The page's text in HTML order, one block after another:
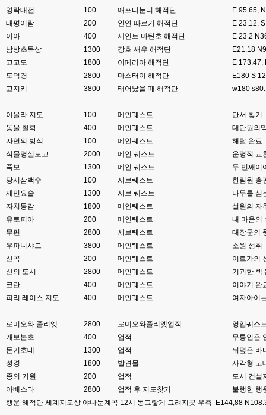
영락대전 100 애프터눈티 해적단
E 95.65,
태평어람
200 인연 따르기 해적단
E 23.12,
이아
400 세인트 마틴호 해적단
E 23.2
남방초목상
1300 강호 새우 해적단
E21.18
고고도
1800 이페리아 해적단
E 173.47,
도덕경
2800 마스터이 해적단
E180 S
고지키
3800 태어났을 때 해적단 w180
이몰라 지도 100 메인퀘스트
단서 찾기
동물 철학
400 메인퀘스트
대단원의
자연의 방식
100 메인퀘스트
해탈 완료
식물명실도고
2000 메인 퀘스트
운명적 교
죽보
1300 메인 퀘스트
두 번째이
당시삼백수
100 서브퀘스트
한림원 총
제민요술
1300 서브 퀘스트
나무를 심
자치통감
1800 메인퀘스트
설원의 자
유토피아
200 메인퀘스트
내 마음의
무편
2800 서브퀘스트
대장군의
우파니샤드
3800 메인퀘스트
소원 성취
신곡
200 메인퀘스트
이르가의
신의 도시
2800 메인퀘스트
기괴한 책
코란
400 메인퀘스트
이야기 완
피리 레이스 지도
400 메인퀘스트 여자아이
로미오와 줄리엣 2800 로미오와줄리엣업적
영입퀘스
개보본초
400 업적
무릉인은
돈키호테
1300 업적
뒤덮은 바
성경
1800 발견물
사각형 고
종의 기원
200 업적
도시 건설
아베스타
2800 업적 후 지도찾기
불행한 행
행운 해적단 세계지도상 야나눈계곡 12시 동그랗게 그려지곳 우측 E144,88
비슷은한데 또 불편한부분도 많더라구요
고게임77 00:08
esils 00:08
8버전쪽은 아에 지원을 안하니깐 .. 용량도 용량이고 ;;
고게임77 00:10
ㅋㅋㅋ 다 똑같은거같네여. 저도 xe3 가따가 하루만에 다시왔었는데
esils 00:11
esils 00:11
문뜩 라이믹스가있는데 내가왜 뻘짓중이지 하면서 집어치운 ..;
고게임77 00:12
고게임77 00:12
8버전 공유하시는 분이 계셨는데
esils 00:12
고게임77 00:13
솔찍히 아직도 라이믹스보다 xe가 정이 더가긴합니다 ㅠ
esils 00:13
솔직히 적응이 xe1이다보니깐 라이믹스는 비슷하면서 틀리니 적응이 안되요
ㅋ
esils 00:14